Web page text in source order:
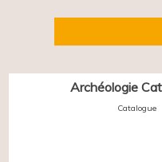
Archéologie
Catalogue